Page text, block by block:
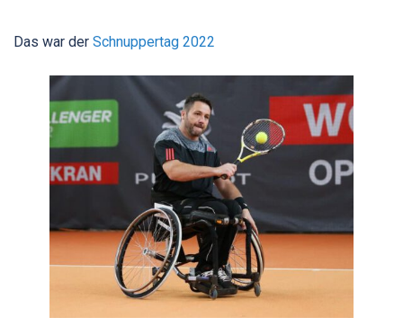
Das war der Schnuppertag 2022